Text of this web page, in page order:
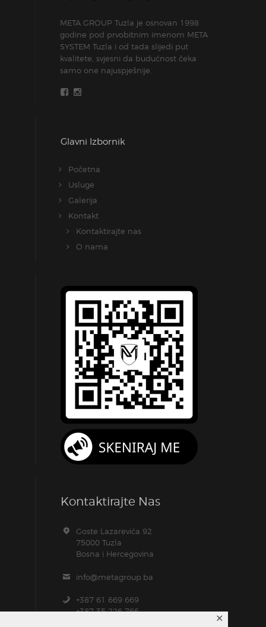
✕
META GROUP Tuzla je osnovan 1998
godine pod prvobitnim imenom META
SYSTEM Tuzla i od tada slijedi put
kvalitete, svjesni da budućnost čeka
samo one najuspješnije.
Glavni Izbornik
Početna
Usluge
Galerija
Kontakt
Kontaktirajte nas
O nama
Kontaktirajte Nas
Goste Lazarevića 92
75000 Tuzla
Bosna i Hercegovina
info@metagroup.ba
+387 61 669 669
+387 35 226 766